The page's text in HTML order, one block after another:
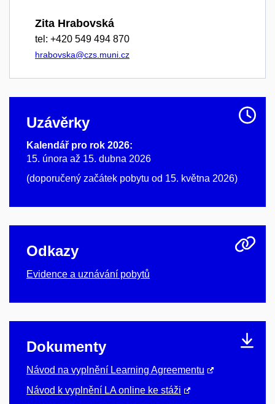
Zita Hrabovská
tel: +420 549 494 870
hrabovska@czs.muni.cz
Uzávěrky
Kalendář pro rok 2026:
15. února až 15. dubna 2026
(doporučený začátek pobytu od 15. května 2026)
Odkazy
Evidence a uznávání pobytů
Dokumenty
Návod na vyplnění Learning Agreementu
Návod k vyplnění LA online ke stáži